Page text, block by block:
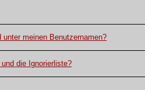
meinen Benutzernamen?
die Ignorierliste?